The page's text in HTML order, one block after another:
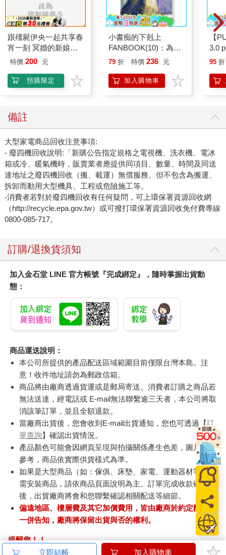
跟殭屍伊央一起共享春
宵一刻 冥婚的新娘番
外篇
特價 200 元
預購限定
小書痴的下剋上
FANBOOK(10)：為了
成為圖書管理員不擇手
79 折 特價 236 元
加入購物車
【
3.0
黑
95 折
備註
大型家電商品回收注意事項:
- 廢四機回收說明:「新購公告指定規格之電視機、洗衣機、電冰
箱或冷、暖氣機時，販賣業者應提供同項目、數量、時間及同送
達地址之廢四機回收（搬、載運）無償服務。但不包含為搬運、
拆卸而動用大型機具、工程或危險施工等。
-消費者若對於廢四機回收有任何疑問，可上環保署資源回收網
（http://recycle.epa.gov.tw）或可撥打環保署資源回收免付費專線
0800-085-717。
訂購/退換貨須知
加入金石堂 LINE 官方帳號『完成綁定』，隨時掌握出貨動
態：
商品運送說明：
本公司所提供的產品配送區域範圍目前僅限台灣本島。注
意！收件地址請勿為郵政信箱。
商品將由廠商透過貨運或是郵局寄送。消費者訂購之商品若
無法送達，經電話或 E-mail無法聯繫逾三天者，本公司將取
消該筆訂單，並且全額退款。
當廠商出貨後，您會收到E-mail出貨通知，您也可透過【訂
單查詢】確認出貨情況。
產品顏色可能會因網頁呈現與拍攝關係產生色差，圖片僅供
參考，商品依實際供貨樣式為準。
如果是大型商品（如：傢俱、床墊、家電、運動器材等）及
需安裝商品，請依商品頁面說明為主。訂單完成收款確認
後，出貨廠商將會和您聯繫確認相關配送等細節。
偏遠地區、樓層費及其它加價費用，皆由廠商於約定配送時
一併告知，廠商將保留出貨與否的權利。
提醒您！！
金石堂及銀行均不會請您操作ATM! 如接獲電話要求您前往
立即結帳 加入購物車